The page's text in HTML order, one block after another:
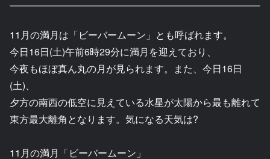
11月の満月は「ビーバームーン」とも呼ばれます。
今日16日(土)午前6時29分に満月を迎えており、
今夜もほぼ真ん丸の月が見られます。また、今日16日
(土)、
夕方の南西の低空に見えている水星が太陽から最も離れて
東方最大離角となります。気になる天気は?
11月の満月「ビーバームーン」